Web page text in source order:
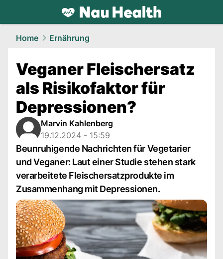
health.NAU.ch
Home Ernährung
Veganer Fleischersatz
als Risikofaktor für
Depressionen?
Marvin Kahlenberg
19.12.2024 - 15:59
Beunruhigende Nachrichten für Vegetarier
und Veganer: Laut einer Studie stehen stark
verarbeitete Fleischersatzprodukte im
Zusammenhang mit Depressionen.